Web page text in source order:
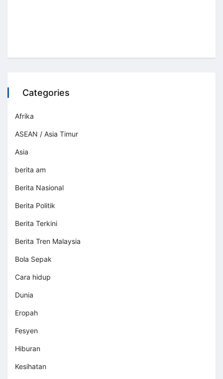
Categories
Afrika
ASEAN / Asia Timur
Asia
berita am
Berita Nasional
Berita Politik
Berita Terkini
Berita Tren Malaysia
Bola Sepak
Cara hidup
Dunia
Eropah
Fesyen
Hiburan
Kesihatan